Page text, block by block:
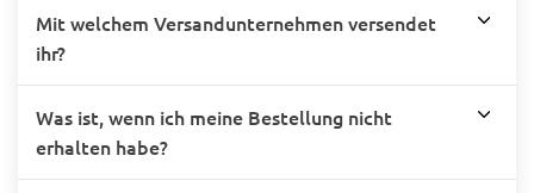
Mit welchem Versandunternehmen versendet
ihr?
Was ist, wenn ich meine Bestellung nicht
erhalten habe?